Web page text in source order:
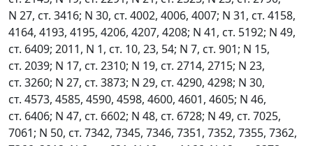
N 27, ст. 3416; N 30, ст. 4002, 4006, 4007; N 31, ст. 4158,
4164, 4193, 4195, 4206, 4207, 4208; N 41, ст. 5192; N 49,
ст. 6409; 2011, N 1, ст. 10, 23, 54; N 7, ст. 901; N 15,
ст. 2039; N 17, ст. 2310; N 19, ст. 2714, 2715; N 23,
ст. 3260; N 27, ст. 3873; N 29, ст. 4290, 4298; N 30,
ст. 4573, 4585, 4590, 4598, 4600, 4601, 4605; N 46,
ст. 6406; N 47, ст. 6602; N 48, ст. 6728; N 49, ст. 7025,
7061; N 50, ст. 7342, 7345, 7346, 7351, 7352, 7355, 7362,